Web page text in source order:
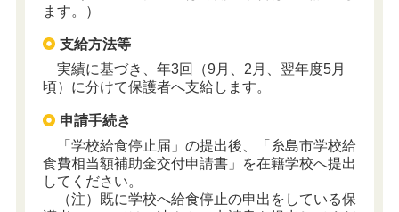
ます。）
支給方法等
実績に基づき、年3回（9月、2月、翌年度5月
頃）に分けて保護者へ支給します。
申請手続き
「学校給食停止届」の提出後、「糸島市学校給
食費相当額補助金交付申請書」を在籍学校へ提出
してください。
（注）既に学校へ給食停止の申出をしている保